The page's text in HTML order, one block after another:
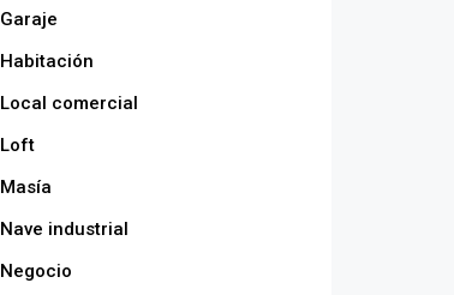
Garaje
Habitación
Local comercial
Loft
Masía
Nave industrial
Negocio